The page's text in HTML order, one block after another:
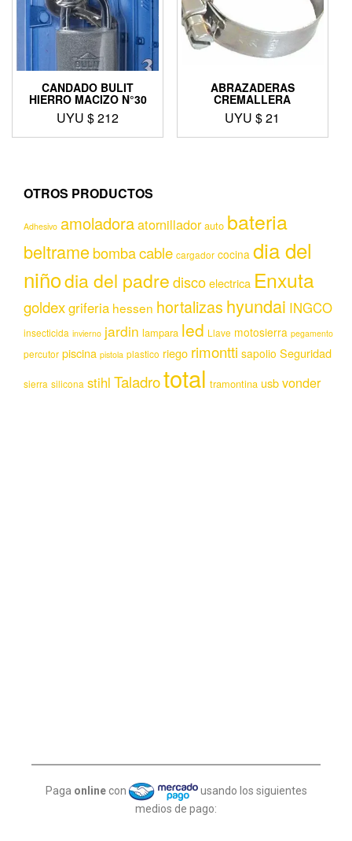
CANDADO BULIT
HIERRO MACIZO N°30
UYU $212
ABRAZADERAS
CREMALLERA
UYU $21
OTROS PRODUCTOS
Adhesivo amoladoraatornillador auto bateria
beltramebombacable cargador cocina dia del
niñodia del padrediscoelectrica Enxuta
goldexgriferia hessen hortalizas hyundai INGCO
insecticida invierno jardin lampara led Llave motosierra pegamento
percutor piscina pistola plastico riego rimontti sapolio Seguridad
sierra silicona stihl Taladrototal tramontina usbvonder
Paga online con
usando los siguientes
medios de pago: